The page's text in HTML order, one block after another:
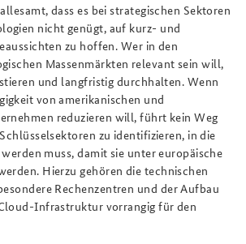
dass es bei strategischen Sektoren
nicht genügt, auf kurz- und
zu hoffen. Wer in den
Massenmärkten relevant sein will,
und langfristig durchhalten. Wenn
von amerikanischen und
reduzieren will, führt kein Weg
zu identifizieren, in die
muss, damit sie unter europäische
Hierzu gehören die technischen
Rechenzentren und der Aufbau
Infrastruktur vorrangig für den